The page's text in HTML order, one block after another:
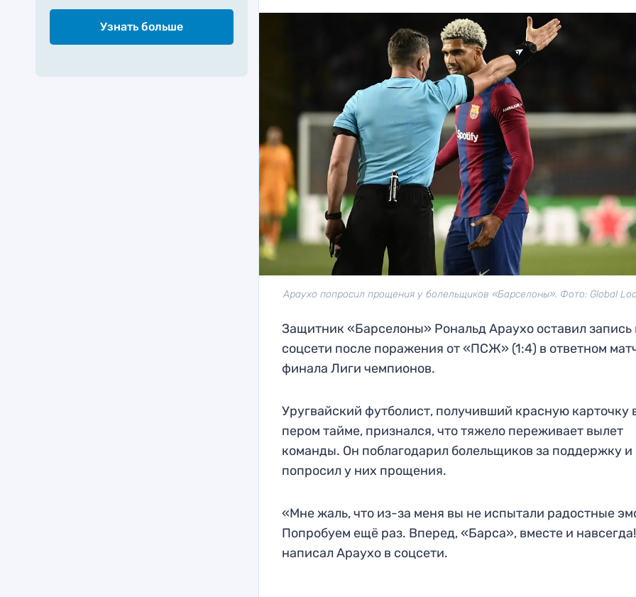
Узнать больше
Араухо попросил прощения у болельщиков «Барселоны». Фото: Global
Защитник «Барселоны» Рональд Араухо оставил запись
соцсети после поражения от «ПСЖ» (1:4) в ответном
финала Лиги чемпионов.
Уругвайский футболист, получивший красную карточку
пером тайме, признался, что тяжело переживает вылет
команды. Он поблагодарил болельщиков за поддержку и
попросил у них прощения.
«Мне жаль, что из-за меня вы не испытали радостные
Попробуем ещё раз. Вперед, «Барса», вместе и
написал Араухо в соцсети.